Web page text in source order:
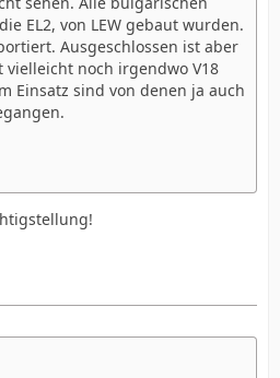
EL2, von LEW gebaut wurden.
Ausgeschlossen ist aber
noch irgendwo V18
Einsatz sind von denen ja auch